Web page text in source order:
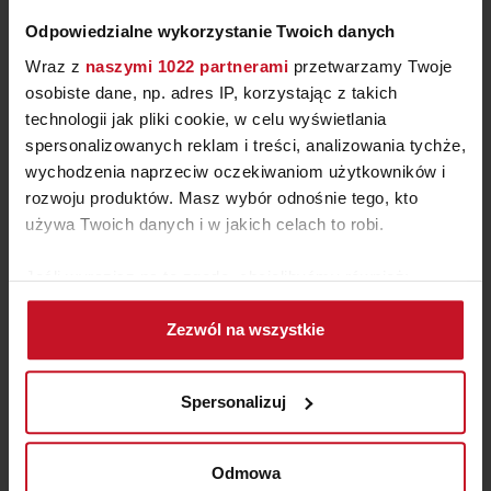
Odpowiedzialne wykorzystanie Twoich danych
Wraz z naszymi 1022 partnerami przetwarzamy Twoje
osobiste dane, np. adres IP, korzystając z takich
technologii jak pliki cookie, w celu wyświetlania
spersonalizowanych reklam i treści, analizowania tychże,
wychodzenia naprzeciw oczekiwaniom użytkowników i
rozwoju produktów. Masz wybór odnośnie tego, kto
używa Twoich danych i w jakich celach to robi.
Jeśli wyrazisz na to zgodę, chcielibyśmy również:
Gromadzić dane dotyczące Twojej lokalizacji
geograficznej z dokładnością nawet do kilku metrów
Identyfikować Twoje urządzenie, aktywnie
(fingerprinting, czyli wirtualny odcisk palca)
Dowiedz się więcej odnośnie tego, jak Twoje osobiste
dane są przetwarzane oraz ustaw własne preferencje w
Zezwól na wszystkie
Spersonalizuj
Odmowa
STÓŁ SOHO